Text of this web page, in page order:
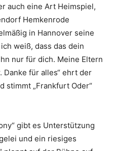
auch eine Art Heimspiel,
Hemkenrode
in Hannover seine
weiß, dass das dein
nur für dich. Meine Eltern
Danke für alles“ ehrt der
stimmt „Frankfurt Oder“
gibt es Unterstützung
und ein riesiges